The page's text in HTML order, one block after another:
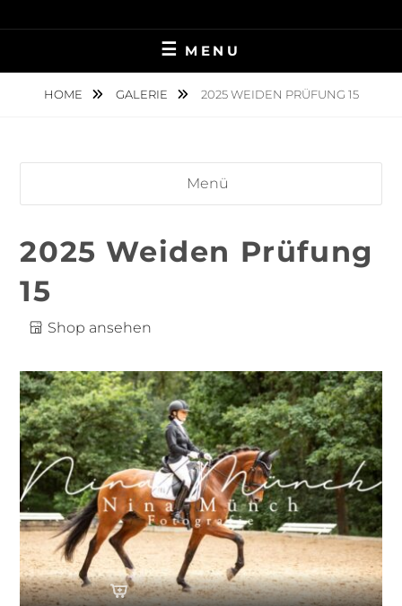
to
NINA MÜNCH
FOTOGRAFIE
MENU
HOME GALERIE 2025 WEIDEN PRÜFUNG 15
Menü
2025 Weiden Prüfung
15
Shop ansehen